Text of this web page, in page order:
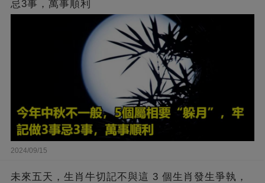
忌3事，萬事順利
2024/09/15
未來五天，生肖牛切記不與這 3 個生肖發生爭執，